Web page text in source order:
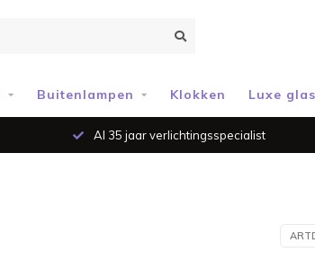
Buitenlampen Klokken Luxe
Al 35 jaar verlichtingsspecialist